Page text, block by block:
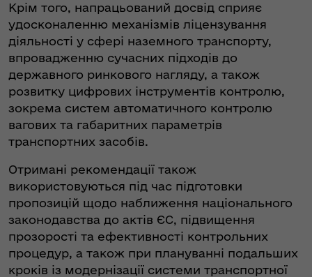
Крім того, напрацьований досвід сприяє
удосконаленню механізмів ліцензування
діяльності у сфері наземного транспорту,
впровадженню сучасних підходів до
державного ринкового нагляду, а також
розвитку цифрових інструментів контролю,
зокрема систем автоматичного контролю
вагових та габаритних параметрів
транспортних засобів.
Отримані рекомендації також
використовуються під час підготовки
пропозицій щодо наближення національного
законодавства до актів ЄС, підвищення
прозорості та ефективності контрольних
процедур, а також при плануванні подальших
кроків із модернізації системи транспортної